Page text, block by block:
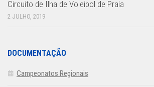
Circuito de Ilha de Voleibol de Praia
2 JULHO, 2019
DOCUMENTAÇÃO
Campeonatos Regionais